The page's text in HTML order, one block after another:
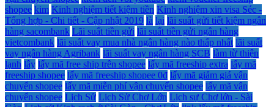
shopee kim Kinh nghiệm tiết kiệm tiền Kinh nghiệm xin visa Séc -
Tổng hợp - Chi tiết - Cập nhật 2019 là lại lãi suất gửi tiết kiệm ngân
hàng sacombank Lãi suất tiền gửi lãi suất tiền gửi ngân hàng
vietcombank lãi suất vay mua nhà ngân hàng nào thấp nhất lãi suất
vay ngân hàng Agribank lãi suất vay ngân hàng SCB làm từ thiện
lạnh lây lấy mã free ship trên shopee lấy mã freeship extra lấy mã
freeship shopee lấy mã freeship shopee 0đ lấy mã giảm giá vận
chuyển shopee lấy mã miễn phí vận chuyển shopee lấy mã vận
chuyển shopee Lịch Sử Lịch Sử Chợ Lớn Lịch sự Chợ lớn - Sài